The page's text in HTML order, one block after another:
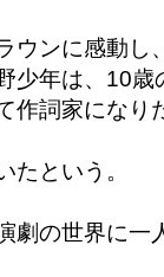
ンに感動し
少年は、10歳
詞家になり
という。
劇の世界に一